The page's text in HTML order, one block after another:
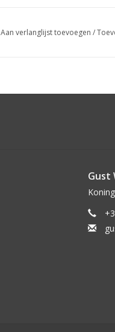
Aan verlanglijst toevoegen /
Gust